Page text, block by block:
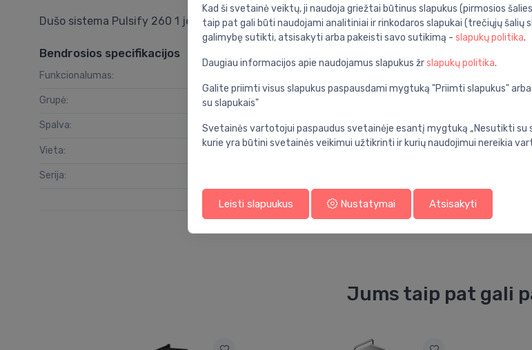
Dušo sistema Pulsify 260 1 jet su Ecostat Fine termostatu ir rankiniu dušu
Bendrosios specifikacijos
Funkcionalumas:
Grupė:
Spalva: chromas
Vieta:
Serija:
Prekės ženklas:
Jums taip pat gali
Kad ši svetainė veiktų, ji naudoja griežtai būtinus slapukus (pirmosios
taip pat gali būti naudojami analitiniai ir rinkodaros slapukai (trečiųjų
galimybę sutikti, atsisakyti arba pakeisti savo sutikimą - slapukų politika.
Daugiau informacijos apie naudojamus slapukus žrslapukų politika.
Galite priimti visus slapukus paspausdami mygtuką "Priimti slapukus"
su slapukais"
Svetainės vartotojui paspaudus svetainėje esantį mygtuką „Nesutikti su
kurie yra būtini svetainės veikimui užtikrinti ir kurių naudojimui nereikia
Leisti slapuukus Nustatymai Atsisakyti